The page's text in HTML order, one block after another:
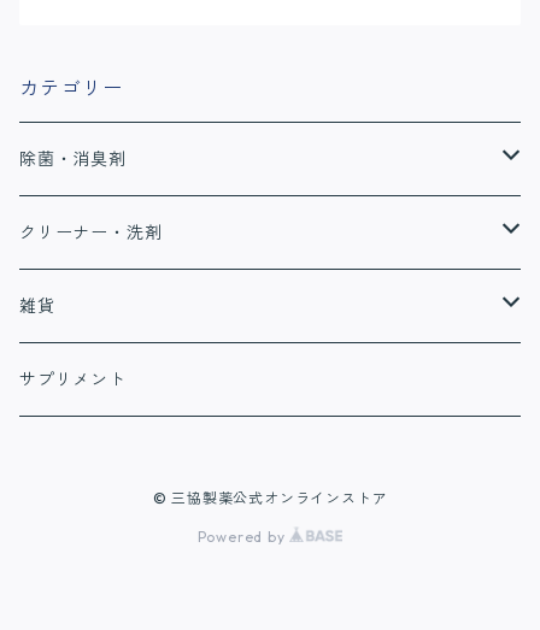
カテゴリー
除菌・消臭剤
All Pets
加湿器の除菌剤
クリーナー・洗剤
松やにクリーナー
刃物クリーナー
雑貨
パラフィンオイル
サプリメント
© 三協製薬公式オンラインストア
Powered by